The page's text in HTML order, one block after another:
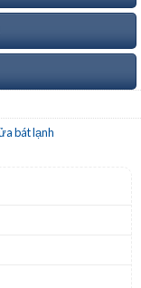
bát lạnh